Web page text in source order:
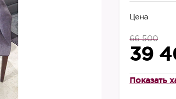
Цена
66 500
39
В наличии
Показать